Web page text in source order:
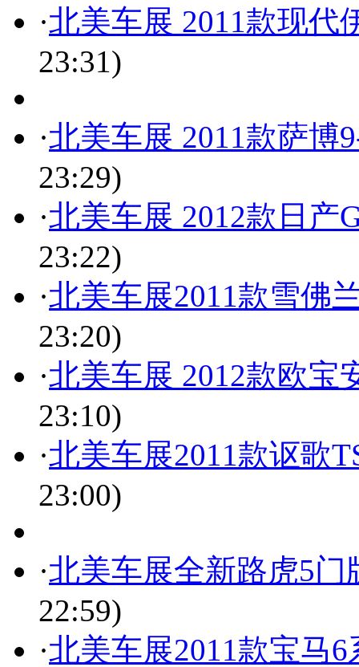
·北美车展 2011款现代
23:31)
·北美车展 2011款萨博
23:29)
·北美车展 2012款日产
23:22)
·北美车展2011款雪佛
23:20)
·北美车展 2012款欧宝
23:10)
·北美车展2011款讴歌
23:00)
·北美车展全新路虎5
22:59)
·北美车展2011款宝马